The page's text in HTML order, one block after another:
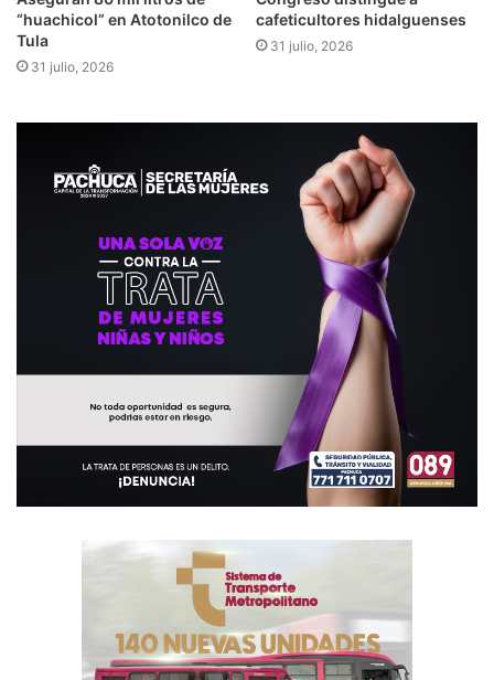
“huachicol” en Atotonilco de
Tula
31 julio, 2026
cafeticultores hidalguenses
31 julio, 2026